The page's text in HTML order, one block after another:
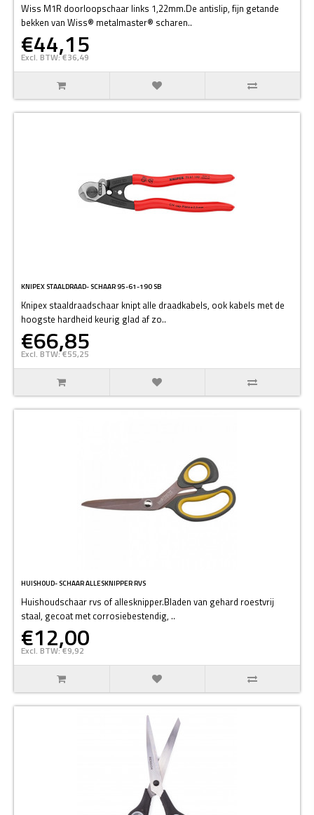
Wiss M1R doorloopschaar links 1,22mm.De antislip, fijn getande
bekken van Wiss® metalmaster® scharen..
€44,15
Excl. BTW: €36,49
KNIPEX STAALDRAAD- SCHAAR 95-61-190 SB
Knipex staaldraadschaar knipt alle draadkabels, ook kabels met de
hoogste hardheid keurig glad af zo..
€66,85
Excl. BTW: €55,25
HUISHOUD- SCHAAR ALLESKNIPPER RVS
Huishoudschaar rvs of allesknipper.Bladen van gehard roestvrij
staal, gecoat met corrosiebestendig, ..
€12,00
Excl. BTW: €9,92